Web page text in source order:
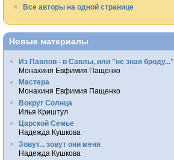
Все авторы на одной странице
Новые материалы
Из Павлов - в Савлы, или "не зная броду..."
Монахиня Евфимия Пащенко
Мастера
Монахиня Евфимия Пащенко
Вокруг Солнца
Илья Криштул
Царской Семье
Надежда Кушкова
Зовут... зовут они меня
Надежда Кушкова